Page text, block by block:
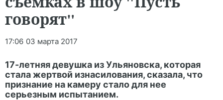
говорят"
17:06 03 марта 2017
17-летняя девушка из Ульяновска, которая
стала жертвой изнасилования, сказала, что
признание на камеру стало для нее
серьезным испытанием.